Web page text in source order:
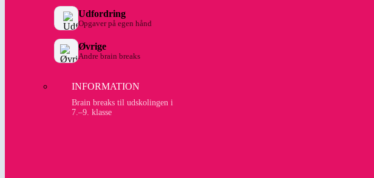
Udfordring
Opgaver på egen hånd
Øvrige
Andre brain breaks
INFORMATION
Brain breaks til udskolingen i
7.–9. klasse